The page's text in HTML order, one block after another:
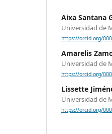
Aixa Santana
Universidad de
https://orcid.org/
Amarelis
Universidad de
https://orcid.org/
Lissette
Universidad de
https://orcid.org/